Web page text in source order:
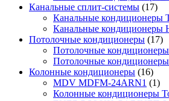
Канальные сплит-системы (17)
Канальные кондиционеры
Канальные кондиционеры
Потолочные кондиционеры (17)
Потолочные
Потолочные кондиционеры
Колонные кондиционеры (16)
MDV MDFM-24ARN1 (1)
Колонные кондиционеры